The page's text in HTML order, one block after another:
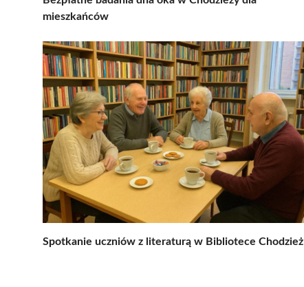
mieszkańców
Spotkanie uczniów z literaturą w Bibliotece Chodzież